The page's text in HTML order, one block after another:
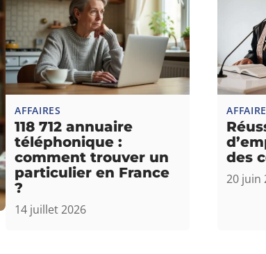
AFFAIRES
118 712 annuaire
téléphonique :
comment trouver un
particulier en France
?
14 juillet 2026
des
20 juin